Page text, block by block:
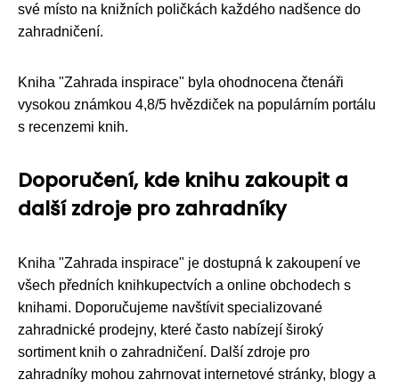
své místo na knižních poličkách každého nadšence do
zahradničení.
Kniha "Zahrada inspirace" byla ohodnocena čtenáři
vysokou známkou 4,8/5 hvězdiček na populárním portálu
s recenzemi knih.
Doporučení, kde knihu zakoupit a
další zdroje pro zahradníky
Kniha "Zahrada inspirace" je dostupná k zakoupení ve
všech předních knihkupectvích a online obchodech s
knihami. Doporučujeme navštívit specializované
zahradnické prodejny, které často nabízejí široký
sortiment knih o zahradničení. Další zdroje pro
zahradníky mohou zahrnovat internetové stránky, blogy a